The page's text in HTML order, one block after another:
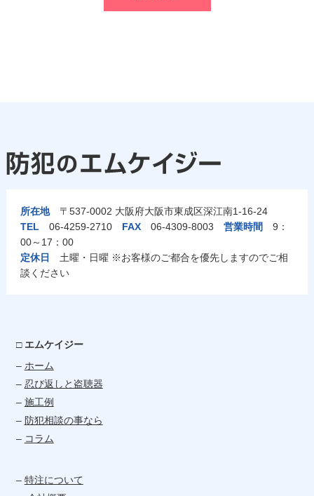
所在地〒537-0002 大阪府大阪市東成区深江南1-16-24
TEL 06-4259-2710 FAX06-4309-8003 営業時間
9：
00～17：00
定休日
土曜・日曜 ※お客様のご都合を優先しますのでご相
談ください
□ エムケイジー
– ホーム
– 忍び返しと盗聴器
– 施工例
– 防犯相談の事なら
– コラム
– 特注について